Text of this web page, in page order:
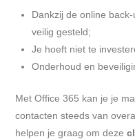
Dankzij de online
veilig gesteld;
Je hoeft niet te
Onderhoud en
Met Office 365 kan je je
contacten steeds van
helpen je graag om deze